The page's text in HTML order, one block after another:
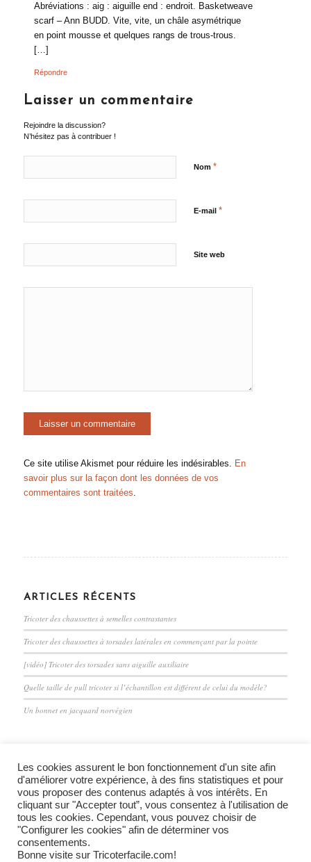
Abréviations : aig : aiguille end : endroit. Basketweave
scarf – Ann BUDD. Vite, vite, un châle asymétrique
en point mousse et quelques rangs de trous-trous.
[…]
Répondre
Laisser un commentaire
Rejoindre la discussion?
N’hésitez pas à contribuer !
Nom *
E-mail *
Site web
Ce site utilise Akismet pour réduire les indésirables. En
savoir plus sur la façon dont les données de vos
commentaires sont traitées.
ARTICLES RÉCENTS
Tricoter des chaussettes à semelles contrastantes
Tricoter des chaussettes à torsades latérales en commençant par la pointe
[vidéo] Tricoter des torsades sans aiguille auxiliaire
Quelle taille de pull tricoter si l’échantillon est différent de celui du modèle?
Un bonnet en jacquard norvégien
Mentions légales et confidentialité
Les cookies assurent le bon fonctionnement d'un site afin
d'améliorer votre expérience, à des fins statistiques et pour
vous proposer des contenus adaptés à vos intérêts. En
cliquant sur "Accepter tout”, vous consentez à l'utilisation de
tous les cookies. Cependant, vous pouvez choisir de
"Configurer les cookies" afin de déterminer vos
consentements.
Bonne visite sur Tricoterfacile.com!